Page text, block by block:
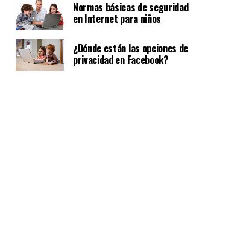
Normas básicas de seguridad
en Internet para niños
¿Dónde están las opciones de
privacidad en Facebook?